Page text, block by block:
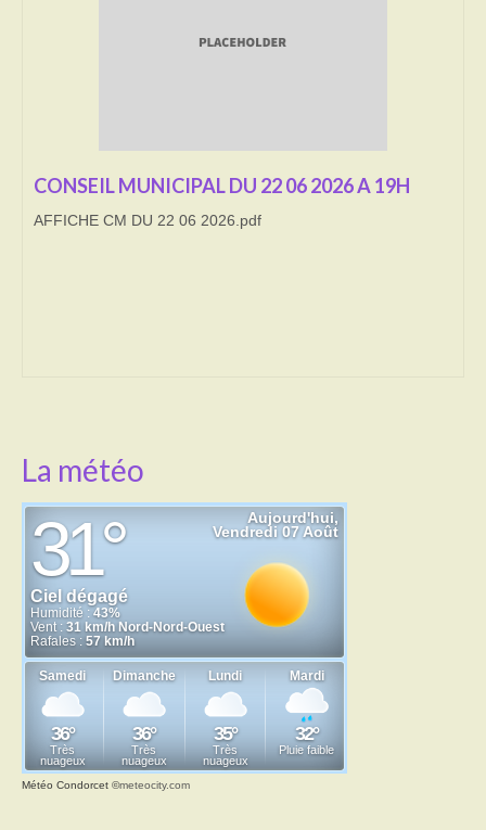
Correspondants de presse
LE BRULAGE DES VEGETAUX
CONSEIL MUNICIPAL DU 22 06 2026 A 19H
AFFICHE CM DU 22 06 2026.pdf
La météo
Météo Condorcet ©meteocity.com